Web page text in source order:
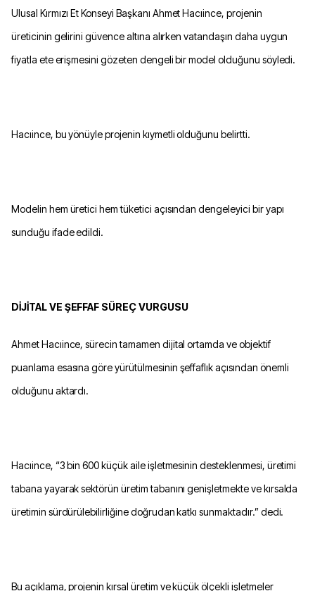
Ulusal Kırmızı Et Konseyi Başkanı Ahmet Hacıince, projenin
üreticinin gelirini güvence altına alırken vatandaşın daha uygun
fiyatla ete erişmesini gözeten dengeli bir model olduğunu söyledi.
Hacıince, bu yönüyle projenin kıymetli olduğunu belirtti.
Modelin hem üretici hem tüketici açısından dengeleyici bir yapı
sunduğu ifade edildi.
DİJİTAL VE ŞEFFAF SÜREÇ VURGUSU
Ahmet Hacıince, sürecin tamamen dijital ortamda ve objektif
puanlama esasına göre yürütülmesinin şeffaflık açısından önemli
olduğunu aktardı.
Hacıince, “3 bin 600 küçük aile işletmesinin desteklenmesi, üretimi
tabana yayarak sektörün üretim tabanını genişletmekte ve kırsalda
üretimin sürdürülebilirliğine doğrudan katkı sunmaktadır.” dedi.
Bu açıklama, projenin kırsal üretim ve küçük ölçekli işletmeler